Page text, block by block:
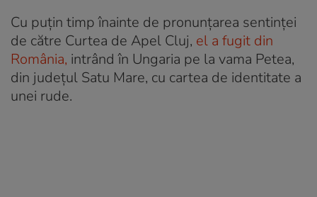
Cu puțin timp înainte de pronunțarea sentinței
de către Curtea de Apel Cluj, el a fugit din
România, intrând în Ungaria pe la vama Petea,
din județul Satu Mare, cu cartea de identitate a
unei rude.